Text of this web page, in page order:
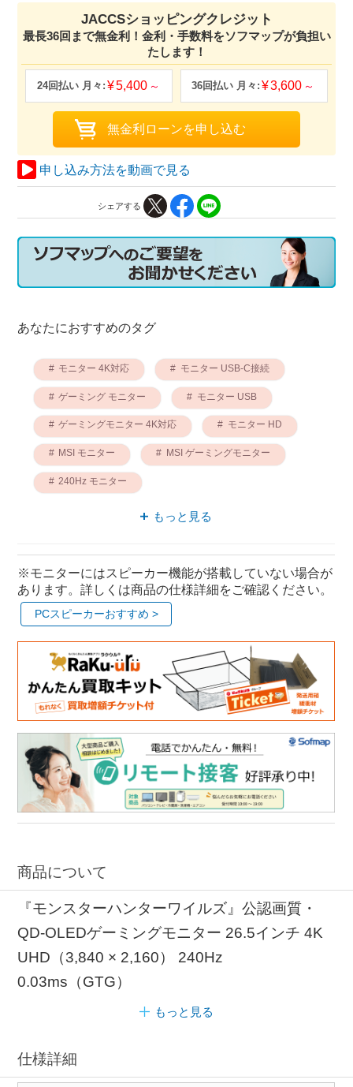
JACCSショッピングクレジット
最長36回まで無金利！金利・手数料をソフマップが負担い
たします！
5,400 3,600
申し込み方法を動画で見る
シェアする
あなたにおすすめのタグ
モニター 4K対応 モニター USB-C接続
ゲーミング モニター モニター USB
ゲーミングモニター 4K対応 モニター HD
MSI モニター MSI ゲーミングモニター
240Hz モニター
ゲーミングモニター USB-C接続
もっと見る
※モニターにはスピーカー機能が搭載していない場合が
あります。詳しくは商品の仕様詳細をご確認ください。
PCスピーカーおすすめ >
商品について
『モンスターハンターワイルズ』公認画質・
QD-OLEDゲーミングモニター 26.5インチ 4K
UHD（3,840 × 2,160） 240Hz
0.03ms（GTG）
もっと見る
仕様詳細